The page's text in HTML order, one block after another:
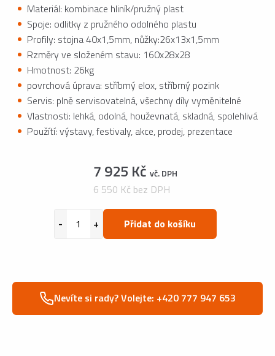
Materiál: kombinace hliník/pružný plast
Spoje: odlitky z pružného odolného plastu
Profily: stojna 40x1,5mm, nůžky:26x13x1,5mm
Rzměry ve složeném stavu: 160x28x28
Hmotnost: 26kg
povrchová úprava: stříbrný elox, stříbrný pozink
Servis: plně servisovatelná, všechny díly vyměnitelné
Vlastnosti: lehká, odolná, houževnatá, skladná, spolehlivá
Použítí: výstavy, festivaly, akce, prodej, prezentace
7 925 Kč vč. DPH
6 550 Kč bez DPH
Přidat do košíku
Nevíte si rady? Volejte: +420 777 947 653